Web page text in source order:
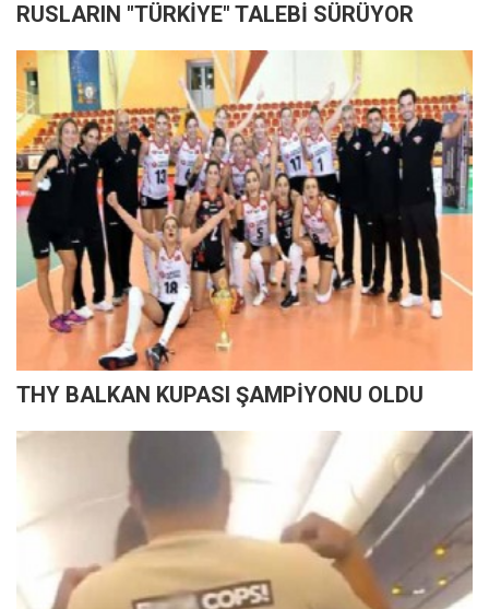
RUSLARIN "TÜRKİYE" TALEBİ SÜRÜYOR
THY BALKAN KUPASI ŞAMPİYONU OLDU